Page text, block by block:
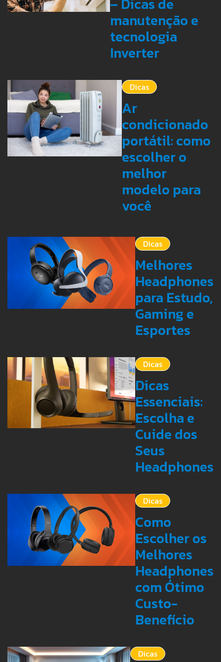
manutenção e
tecnologia
Inverter
Dicas
Ar
condicionado
portátil: como
escolher o
melhor
modelo para
você
Dicas
Melhores
Headphones
para Estudo,
Gaming e
Esportes
Dicas
Dicas
Essenciais:
Escolha e
Cuide dos
Seus
Headphones
Dicas
Como
Escolher os
Melhores
Headphones
com Ótimo
Custo-
Benefício
Dicas